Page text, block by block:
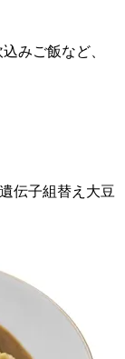
みご飯など、
伝子組替え大豆